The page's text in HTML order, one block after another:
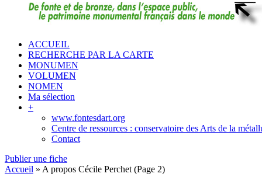
ACCUEIL
RECHERCHE PAR LA CARTE
MONUMEN
VOLUMEN
NOMEN
Ma sélection
+
www.fontesdart.org
Centre de ressources : conservatoire des Arts de la
Contact
Publier une fiche
Accueil » A propos Cécile Perchet (Page 2)